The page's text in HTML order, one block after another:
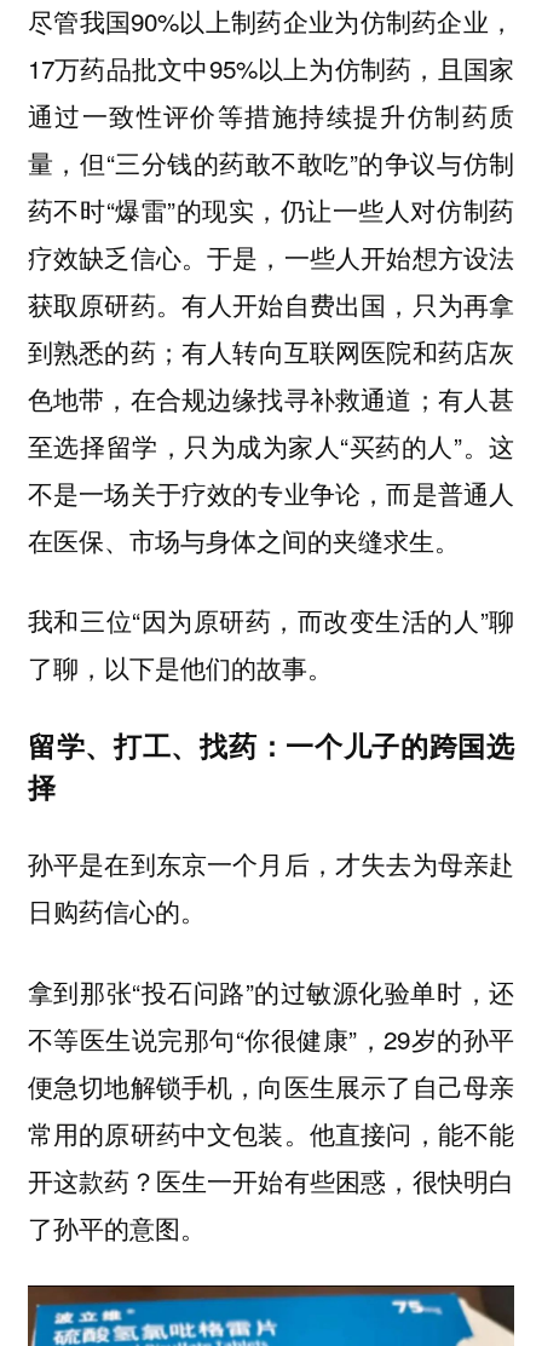
尽管我国90%以上制药企业为仿制药企业，
17万药品批文中95%以上为仿制药，且国家
通过一致性评价等措施持续提升仿制药质
量，但“三分钱的药敢不敢吃”的争议与仿制
药不时“爆雷”的现实，仍让一些人对仿制药
疗效缺乏信心。于是，一些人开始想方设法
获取原研药。有人开始自费出国，只为再拿
到熟悉的药；有人转向互联网医院和药店灰
色地带，在合规边缘找寻补救通道；有人甚
至选择留学，只为成为家人“买药的人”。这
不是一场关于疗效的专业争论，而是普通人
在医保、市场与身体之间的夹缝求生。
我和三位“因为原研药，而改变生活的人”聊
了聊，以下是他们的故事。
留学、打工、找药：一个儿子的跨国选
择
孙平是在到东京一个月后，才失去为母亲赴
日购药信心的。
拿到那张“投石问路”的过敏源化验单时，还
不等医生说完那句“你很健康”，29岁的孙平
便急切地解锁手机，向医生展示了自己母亲
常用的原研药中文包装。他直接问，能不能
开这款药？医生一开始有些困惑，很快明白
了孙平的意图。